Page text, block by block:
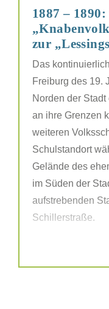
1887 –
zur
Das
Freiburg des 19.
Norden der Stadt
an ihre Grenzen
weiteren
Schulstandort
Gelände des
im Süden der
aufstrebenden
Schillerstraße.